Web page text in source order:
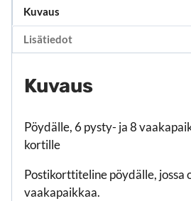
Kuvaus
Lisätiedot
Kuvaus
Pöydälle, 6 pysty- ja 8
kortille
Postikorttiteline pöydälle, jossa
vaakapaikkaa.